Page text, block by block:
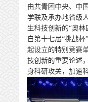
由共青团中央、中
学联及承办地省级
生科技创新的“奥林
自第十七届“挑战
起设立的特别竞赛
技创新的重要论述
身科研攻关，加速